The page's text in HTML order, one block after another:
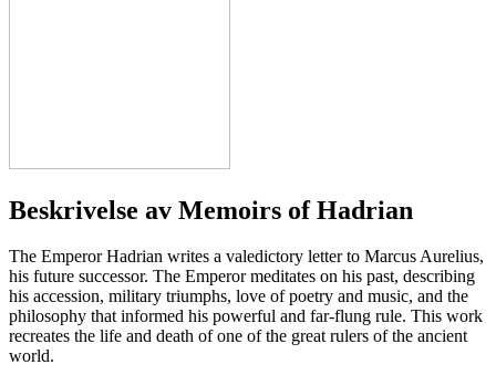
Beskrivelse av Memoirs of Hadrian
The Emperor Hadrian writes a valedictory letter to Marcus Aurelius,
his future successor. The Emperor meditates on his past, describing
his accession, military triumphs, love of poetry and music, and the
philosophy that informed his powerful and far-flung rule. This work
recreates the life and death of one of the great rulers of the ancient
world.